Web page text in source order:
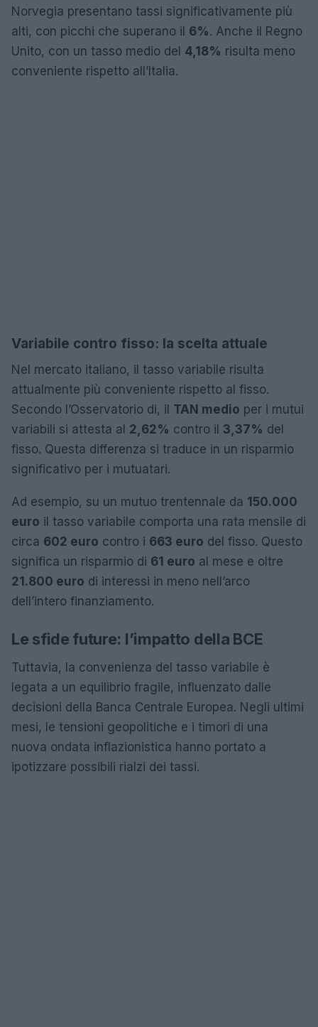
Norvegia presentano tassi significativamente più
alti, con picchi che superano il 6%. Anche il Regno
Unito, con un tasso medio del 4,18% risulta meno
conveniente rispetto all’Italia.
Variabile contro fisso: la scelta attuale
Nel mercato italiano, il tasso variabile risulta
attualmente più conveniente rispetto al fisso.
Secondo l’Osservatorio di, il TAN medio per i mutui
variabili si attesta al 2,62% contro il 3,37% del
fisso. Questa differenza si traduce in un risparmio
significativo per i mutuatari.
Ad esempio, su un mutuo trentennale da 150.000
euro il tasso variabile comporta una rata mensile di
circa 602 euro contro i 663 euro del fisso. Questo
significa un risparmio di 61 euro al mese e oltre
21.800 euro di interessi in meno nell’arco
dell’intero finanziamento.
Le sfide future: l’impatto della BCE
Tuttavia, la convenienza del tasso variabile è
legata a un equilibrio fragile, influenzato dalle
decisioni della Banca Centrale Europea. Negli ultimi
mesi, le tensioni geopolitiche e i timori di una
nuova ondata inflazionistica hanno portato a
ipotizzare possibili rialzi dei tassi.